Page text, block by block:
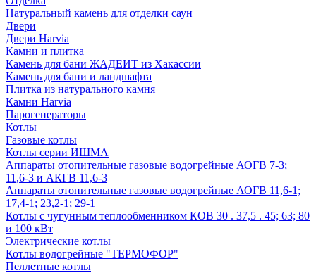
Натуральный камень для отделки саун
Двери
Двери Harvia
Камни и плитка
Камень для бани ЖАДЕИТ из Хакассии
Камень для бани и ландшафта
Плитка из натурального камня
Камни Harvia
Парогенераторы
Котлы
Газовые котлы
Котлы серии ИШМА
Аппараты отопительные газовые водогрейные АОГВ 7-3;
11,6-3 и АКГВ 11,6-3
Аппараты отопительные газовые водогрейные АОГВ 11,6-1;
17,4-1; 23,2-1; 29-1
Котлы с чугунным теплообменником КОВ 30 . 37,5 . 45; 63; 80
и 100 кВт
Электрические котлы
Котлы водогрейные "ТЕРМОФОР"
Пеллетные котлы